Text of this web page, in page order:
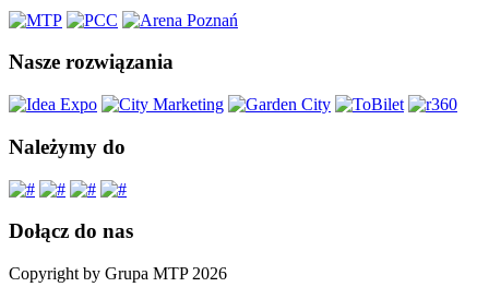
Nasze rozwiązania
Należymy do
Dołącz do nas
Copyright by Grupa MTP 2026